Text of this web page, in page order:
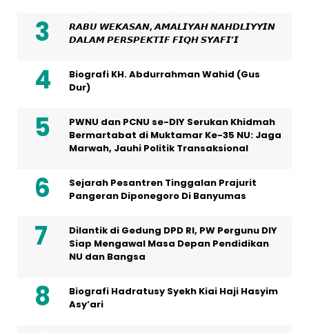
𝙍𝘼𝘽𝙐 𝙒𝙀𝙆𝘼𝙎𝘼𝙉, 𝘼𝙈𝘼𝙇𝙄𝙔𝘼𝙃 𝙉𝘼𝙃𝘿𝙇𝙄𝙔𝙔𝙄𝙉
𝘿𝘼𝙇𝘼𝙈 𝙋𝙀𝙍𝙎𝙋𝙀𝙆𝙏𝙄𝙁 𝙁𝙄𝙌𝙃 𝙎𝙔𝘼𝙁𝙄’𝙄
Biografi KH. Abdurrahman Wahid (Gus
Dur)
PWNU dan PCNU se-DIY Serukan Khidmah
Bermartabat di Muktamar Ke-35 NU: Jaga
Marwah, Jauhi Politik Transaksional
Sejarah Pesantren Tinggalan Prajurit
Pangeran Diponegoro Di Banyumas
Dilantik di Gedung DPD RI, PW Pergunu DIY
Siap Mengawal Masa Depan Pendidikan
NU dan Bangsa
Biografi Hadratusy Syekh Kiai Haji Hasyim
Asy’ari